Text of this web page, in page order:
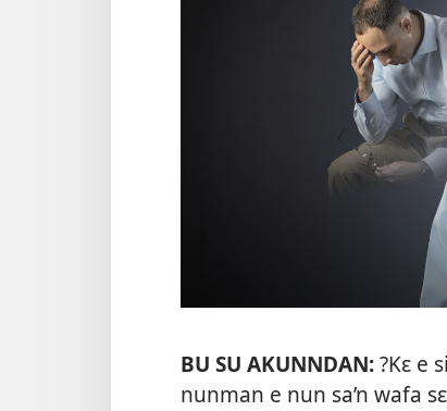
BU SU AKUNNDAN:?Kɛ e
nunman e nun sa’n wafa sɛ